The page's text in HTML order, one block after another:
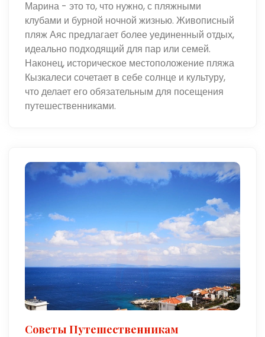
Марина - это то, что нужно, с пляжными
клубами и бурной ночной жизнью. Живописный
пляж Аяс предлагает более уединенный отдых,
идеально подходящий для пар или семей.
Наконец, историческое местоположение пляжа
Кызкалеси сочетает в себе солнце и культуру,
что делает его обязательным для посещения
путешественниками.
Советы Путешественникам